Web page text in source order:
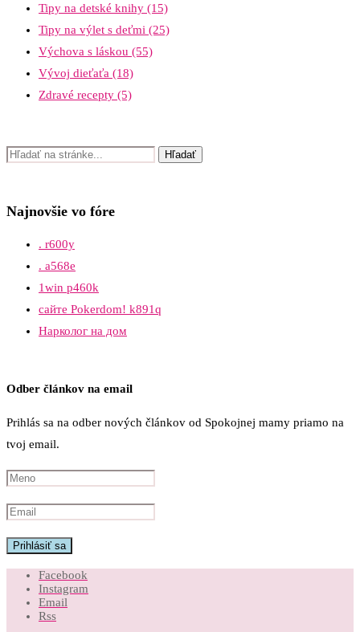
Tipy na detské knihy (15)
Tipy na výlet s deťmi (25)
Výchova s láskou (55)
Vývoj dieťaťa (18)
Zdravé recepty (5)
Najnovšie vo fóre
. r600y
. a568e
1win p460k
сайте Pokerdom! k891q
Нарколог на дом
Odber článkov na email
Prihlás sa na odber nových článkov od Spokojnej mamy priamo na
tvoj email.
Facebook
Instagram
Email
Rss